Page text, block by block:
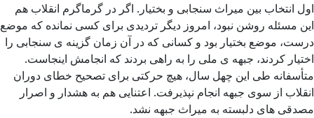
اول انتخاب بین میراث سنجابی و بختیار. اگر در گرماگرم انقلاب هم
این مسئله روشن نبود، امروز دیگر تردیدی برای کسی نمانده که موضع
درست، موضع بختیار بود و کسانی که در آن زمان گزینه ی سنجابی را
اختیار کردند، جبهه ی ملی را به راهی بردند که انجامش اینجاست.
متأسفانه طی این چهل سال، هیچ حرکتی برای تصحیح خطای دوران
انقلاب از سوی جبهه انجام نپذیرفت. اعتنایی هم به هشدار و اصرار
مصدقی های دلبسته به میراث جبهه نشد.